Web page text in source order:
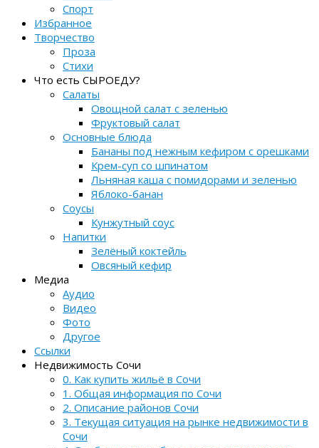
Спорт
Избранное
Творчество
Проза
Стихи
Что есть СЫРОЕДУ?
Салаты
Овощной салат с зеленью
Фруктовый салат
Основные блюда
Бананы под нежным кефиром с орешками
Крем-суп со шпинатом
Льняная каша с помидорами и зеленью
Яблоко-банан
Соусы
Кунжутный соус
Напитки
Зелёный коктейль
Овсяный кефир
Медиа
Аудио
Видео
Фото
Другое
Ссылки
Недвижимость Сочи
0. Как купить жильё в Сочи
1. Общая информация по Сочи
2. Описание районов Сочи
3. Текущая ситуация на рынке недвижимости в
Сочи